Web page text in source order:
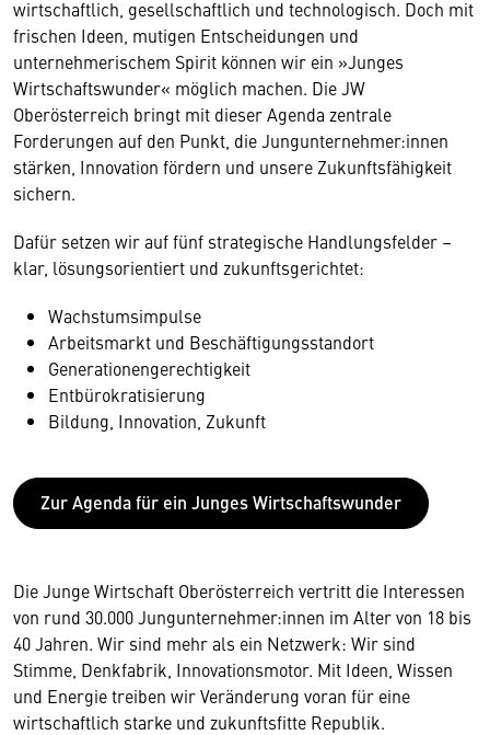
wirtschaftlich, gesellschaftlich und technologisch. Doch mit
frischen Ideen, mutigen Entscheidungen und
unternehmerischem Spirit können wir ein »Junges
Wirtschaftswunder« möglich machen. Die JW
Oberösterreich bringt mit dieser Agenda zentrale
Forderungen auf den Punkt, die Jungunternehmer:innen
stärken, Innovation fördern und unsere Zukunftsfähigkeit
sichern.
Dafür setzen wir auf fünf strategische Handlungsfelder –
klar, lösungsorientiert und zukunftsgerichtet:
Wachstumsimpulse
Arbeitsmarkt und Beschäftigungsstandort
Generationengerechtigkeit
Entbürokratisierung
Bildung, Innovation, Zukunft
Zur Agenda für ein Junges Wirtschaftswunder
Die Junge Wirtschaft Oberösterreich vertritt die Interessen
von rund 30.000 Jungunternehmer:innen im Alter von 18 bis
40 Jahren. Wir sind mehr als ein Netzwerk: Wir sind
Stimme, Denkfabrik, Innovationsmotor. Mit Ideen, Wissen
und Energie treiben wir Veränderung voran für eine
wirtschaftlich starke und zukunftsfitte Republik.